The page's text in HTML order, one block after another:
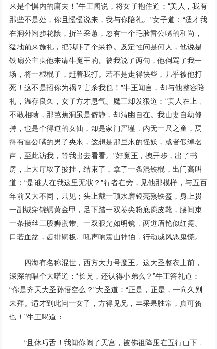
来是个惧内的庸夫！”牛王闻说，将女子抱住道：“美人，我有
那些不是处，你且慢慢说来，我与你陪礼。”女子道：“适才我
在洞外闲步花陰，折兰采蕙，忽有一个毛脸雷公嘴的和尚，
猛地前来施礼，把我吓了个呆挣。及定性问是何人，他说是
铁扇公主央他来请牛魔王的。被我说了两句，他倒骂了我一
场，将一根棍子，赶着我打。若不是走得快些，几乎被他打
死！这不是招你为祸？害杀我也！”牛王闻言，却与他整容陪
礼，温存良久，女子方才息气。魔王却发狠道：“美人在上，
不敢相瞒，那芭蕉洞虽是僻静，却清幽自在。我山妻自幼修
持，也是个得道的女仙，却是家门严谨，内无一尺之童，焉
得有雷公嘴的男子央来，这想是那里来的怪妖，或者假绰名
声，至此访我，等我出去看看。”好魔王，拽开步，出了书
房，上大厅取了披挂，结束了，拿了一条混铁棍，出门高叫
道：“是谁人在我这里无状？”行者在旁，见他那模样，与五百
年前又大不同，只见；头上戴一顶水磨银亮熟铁盔，身上贯
一副绒穿锦绣黄金甲，足下踏一双卷尖粉底麂皮靴，腰间束
一条攒丝三股狮蛮带。一双眼光如明镜，两道眉艳似红霓。
口若血盆，齿排铜板。吼声响震山神怕，行动威风恶鬼慌。
四海有名称混世，西方大力号魔王。这大圣整衣上前，
深深的唱个大喏道：“长兄，还认得小弟么？”牛王答礼道：
“你是齐天大圣孙悟空么？”大圣道：“正是，正是，一向久别
未拜。适才到此问一女子，方得见兄，丰采果胜常，真可贺
也！”牛王喝道：
“且休巧舌！我闻你闹了天宫，被佛祖降压在五行山下，